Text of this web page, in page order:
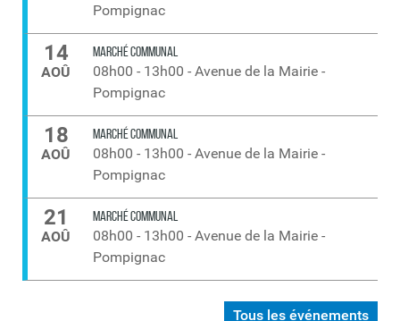
Tous les événements
Pompignac
14
AOÛ
MARCHÉ COMMUNAL
08h00 - 13h00 - Avenue de la Mairie -
Pompignac
18
AOÛ
MARCHÉ COMMUNAL
08h00 - 13h00 - Avenue de la Mairie -
Pompignac
21
AOÛ
MARCHÉ COMMUNAL
08h00 - 13h00 - Avenue de la Mairie -
Pompignac